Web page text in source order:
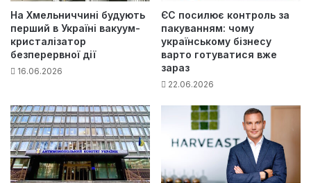
На Хмельниччині будують
перший в Україні вакуум-
кристалізатор
безперервної дії
16.06.2026
ЄС посилює контроль за
пакуванням: чому
українському бізнесу
варто готуватися вже
зараз
22.06.2026